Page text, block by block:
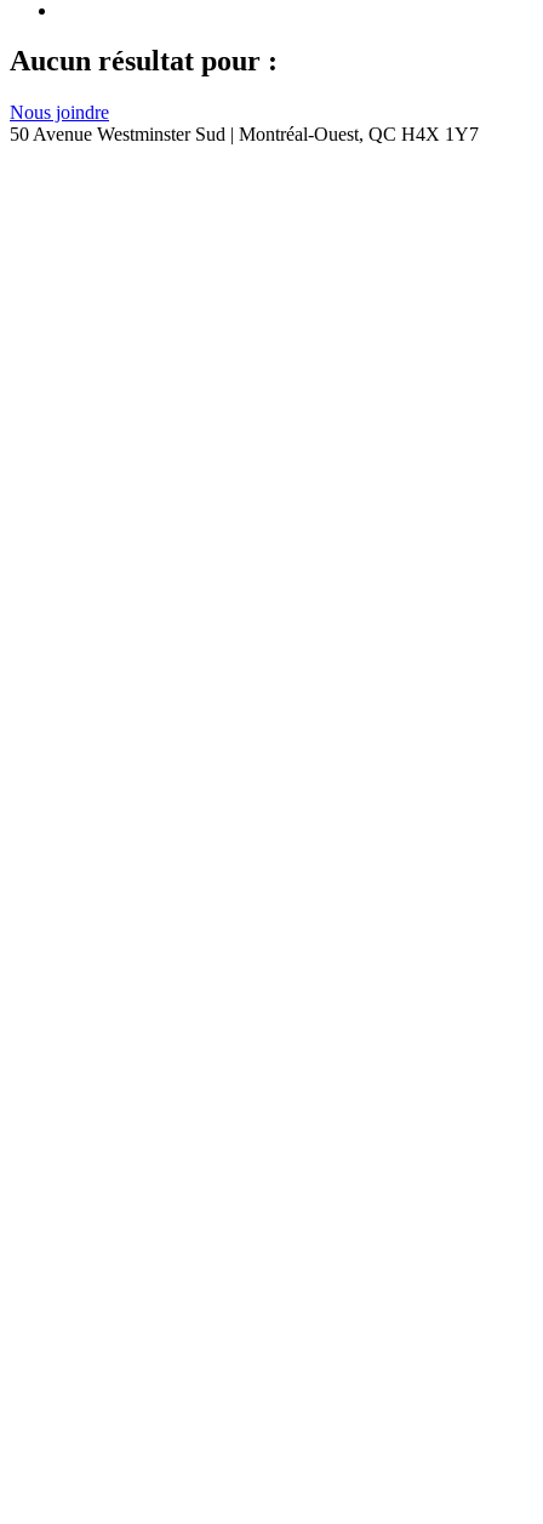
Aucun résultat pour :
Nous joindre
50 Avenue Westminster Sud | Montréal-Ouest, QC H4X 1Y7